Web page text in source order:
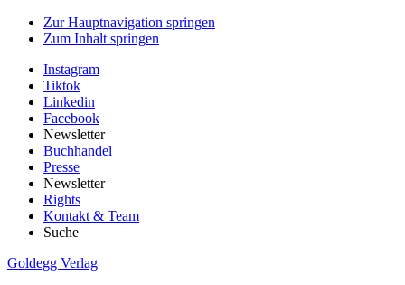
Zur Hauptnavigation springen
Zum Inhalt springen
Instagram
Tiktok
Linkedin
Facebook
Newsletter
Buchhandel
Presse
Newsletter
Rights
Kontakt & Team
Suche
Goldegg Verlag